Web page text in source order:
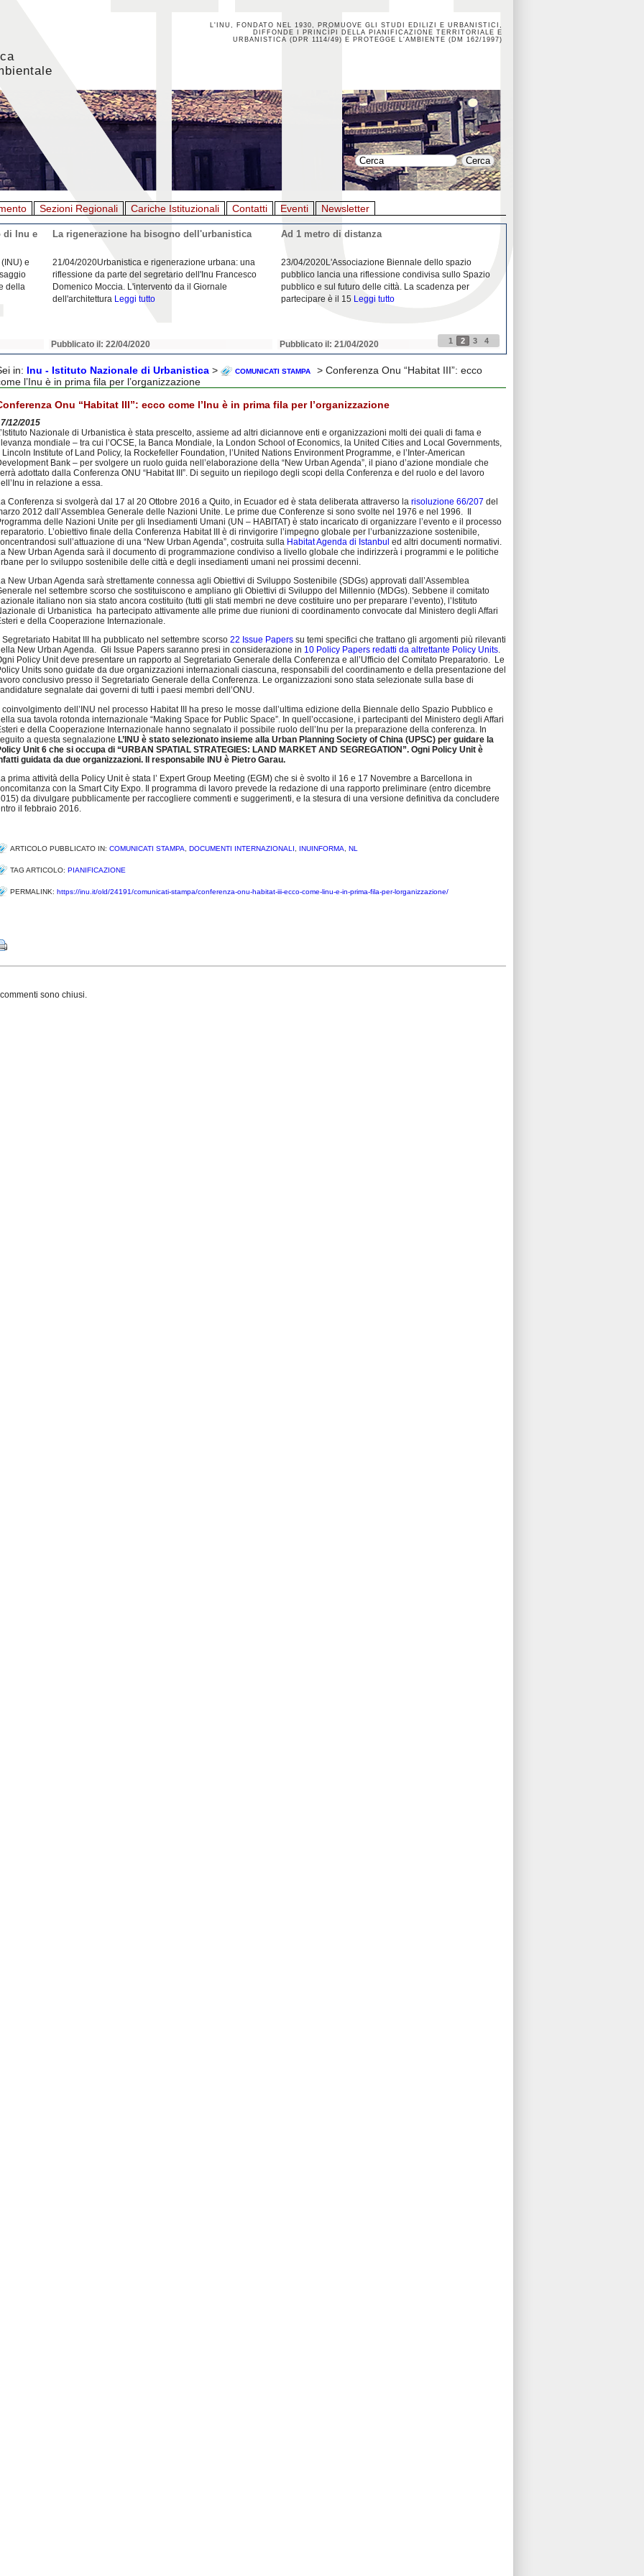
L'INU, FONDATO NEL 1930, PROMUOVE GLI STUDI EDILIZI E URBANISTICI,
DIFFONDE I PRINCÌPI DELLA PIANIFICAZIONE TERRITORIALE E
URBANISTICA (DPR 1114/49) E PROTEGGE L'AMBIENTE (DM 162/1997)
Sezioni Regionali Cariche Istituzionali Contatti Eventi Newsletter
di Inu e
e
della
La rigenerazione ha bisogno dell'urbanistica
21/04/2020Urbanistica e rigenerazione urbana: una
riflessione da parte del segretario dell'Inu Francesco
Domenico Moccia. L'intervento da il Giornale
dell'architettura Leggi tutto
Pubblicato il: 22/04/2020
Ad 1 metro di distanza
23/04/2020L'Associazione Biennale dello spazio
pubblico lancia una riflessione condivisa sullo Spazio
pubblico e sul futuro delle città. La scadenza per
partecipare è il 15 Leggi tutto
Pubblicato il: 21/04/2020 1 2 3 4
in: Inu - Istituto Nazionale di Urbanistica > COMUNICATI STAMPA
> Conferenza Onu “Habitat III”: ecco
l’Inu è in prima fila per l’organizzazione
Onu “Habitat III”: ecco come l’Inu è in prima fila per l’organizzazione
12/2015
Nazionale di Urbanistica è stata prescelto, assieme ad altri diciannove enti e organizzazioni molti dei quali di fama e
mondiale – tra cui l’OCSE, la Banca Mondiale, la London School of Economics, la United Cities and Local Governments,
Lincoln Institute of Land Policy, la Rockefeller Foundation, l’United Nations Environment Programme, e l’Inter-American
Bank – per svolgere un ruolo guida nell’elaborazione della “New Urban Agenda”, il piano d’azione mondiale che
adottato dalla Conferenza ONU “Habitat III”. Di seguito un riepilogo degli scopi della Conferenza e del ruolo e del lavoro
in relazione a essa.
Conferenza si svolgerà dal 17 al 20 Ottobre 2016 a Quito, in Ecuador ed è stata deliberata attraverso la risoluzione 66/207 del
2012 dall’Assemblea Generale delle Nazioni Unite. Le prime due Conferenze si sono svolte nel 1976 e nel 1996. Il
delle Nazioni Unite per gli Insediamenti Umani (UN – HABITAT) è stato incaricato di organizzare l’evento e il processo
L’obiettivo finale della Conferenza Habitat III è di rinvigorire l’impegno globale per l’urbanizzazione sostenibile,
sull’attuazione di una “New Urban Agenda”, costruita sulla Habitat Agenda di Istanbul ed altri documenti normativi.
New Urban Agenda sarà il documento di programmazione condiviso a livello globale che indirizzerà i programmi e le politiche
per lo sviluppo sostenibile delle città e degli insediamenti umani nei prossimi decenni.
New Urban Agenda sarà strettamente connessa agli Obiettivi di Sviluppo Sostenibile (SDGs) approvati dall’Assemblea
nel settembre scorso che sostituiscono e ampliano gli Obiettivi di Sviluppo del Millennio (MDGs). Sebbene il comitato
italiano non sia stato ancora costituito (tutti gli stati membri ne deve costituire uno per preparare l’evento), l’Istituto
di Urbanistica ha partecipato attivamente alle prime due riunioni di coordinamento convocate dal Ministero degli Affari
e della Cooperazione Internazionale.
Segretariato Habitat III ha pubblicato nel settembre scorso 22 Issue Papers su temi specifici che trattano gli argomenti più rilevanti
New Urban Agenda. Gli Issue Papers saranno presi in considerazione in 10 Policy Papers redatti da altrettante Policy Units.
Policy Unit deve presentare un rapporto al Segretariato Generale della Conferenza e all’Ufficio del Comitato Preparatorio. Le
Units sono guidate da due organizzazioni internazionali ciascuna, responsabili del coordinamento e della presentazione del
conclusivo presso il Segretariato Generale della Conferenza. Le organizzazioni sono stata selezionate sulla base di
segnalate dai governi di tutti i paesi membri dell’ONU.
coinvolgimento dell’INU nel processo Habitat III ha preso le mosse dall’ultima edizione della Biennale dello Spazio Pubblico e
sua tavola rotonda internazionale “Making Space for Public Space”. In quell’occasione, i partecipanti del Ministero degli Affari
e della Cooperazione Internazionale hanno segnalato il possibile ruolo dell’Inu per la preparazione della conferenza. In
a questa segnalazione L’INU è stato selezionato insieme alla Urban Planning Society of China (UPSC) per guidare la
Unit 6 che si occupa di “URBAN SPATIAL STRATEGIES: LAND MARKET AND SEGREGATION”. Ogni Policy Unit è
guidata da due organizzazioni. Il responsabile INU è Pietro Garau.
prima attività della Policy Unit è stata l’ Expert Group Meeting (EGM) che si è svolto il 16 e 17 Novembre a Barcellona in
con la Smart City Expo. Il programma di lavoro prevede la redazione di una rapporto preliminare (entro dicembre
da divulgare pubblicamente per raccogliere commenti e suggerimenti, e la stesura di una versione definitiva da concludere
il febbraio 2016.
ARTICOLO PUBBLICATO IN: COMUNICATI STAMPA DOCUMENTI INTERNAZIONALI INUINFORMA NL
TAG ARTICOLO: PIANIFICAZIONE
PERMALINK: https://inu.it/old/24191/comunicati-stampa/conferenza-onu-habitat-iii-ecco-come-linu-e-in-prima-fila-per-lorganizzazione/
sono chiusi.